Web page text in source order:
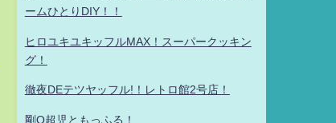
ームひとりDIY！！
ヒロユキユキッフルMAX！スーパークッキン
グ！
徹夜DEテツヤッフル!！レトロ館2号店！
剛Q超児ともっふる！